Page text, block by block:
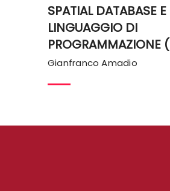
SPATIAL DATABASE E
LINGUAGGIO DI
PROGRAMMAZIONE
Gianfranco Amadio